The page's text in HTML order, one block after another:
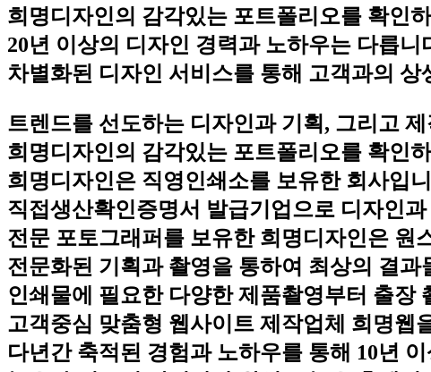
희명디자인의 감각있는 포트폴리오를 확인
20년 이상의 디자인 경력과 노하우는 다릅니
차별화된 디자인 서비스를 통해 고객과의 상
트렌드를 선도하는 디자인과 기획, 그리고
희명디자인의 감각있는 포트폴리오를 확인
희명디자인은 직영인쇄소를 보유한 회사입
직접생산확인증명서 발급기업으로 디자인
전문 포토그래퍼를 보유한 희명디자인은 원
전문화된 기획과 촬영을 통하여 최상의 결과
인쇄물에 필요한 다양한 제품촬영부터 출장
고객중심 맞춤형 웹사이트 제작업체 희명웹
다년간 축적된 경험과 노하우를 통해 10년